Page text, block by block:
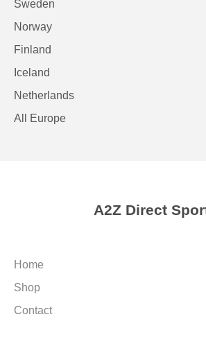
Sweden
Norway
Finland
Iceland
Netherlands
All Europe
A2Z Direct
Home
Shop
Contact